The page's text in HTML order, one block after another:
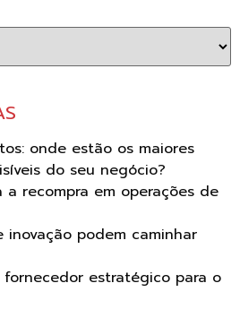
onde estão os maiores
do seu negócio?
recompra em operações de
inovação podem caminhar
estratégico para o